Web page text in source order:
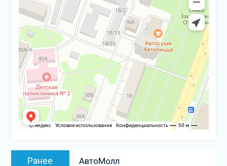
Навигация
Ранее
Предыдущая
АвтоМолл